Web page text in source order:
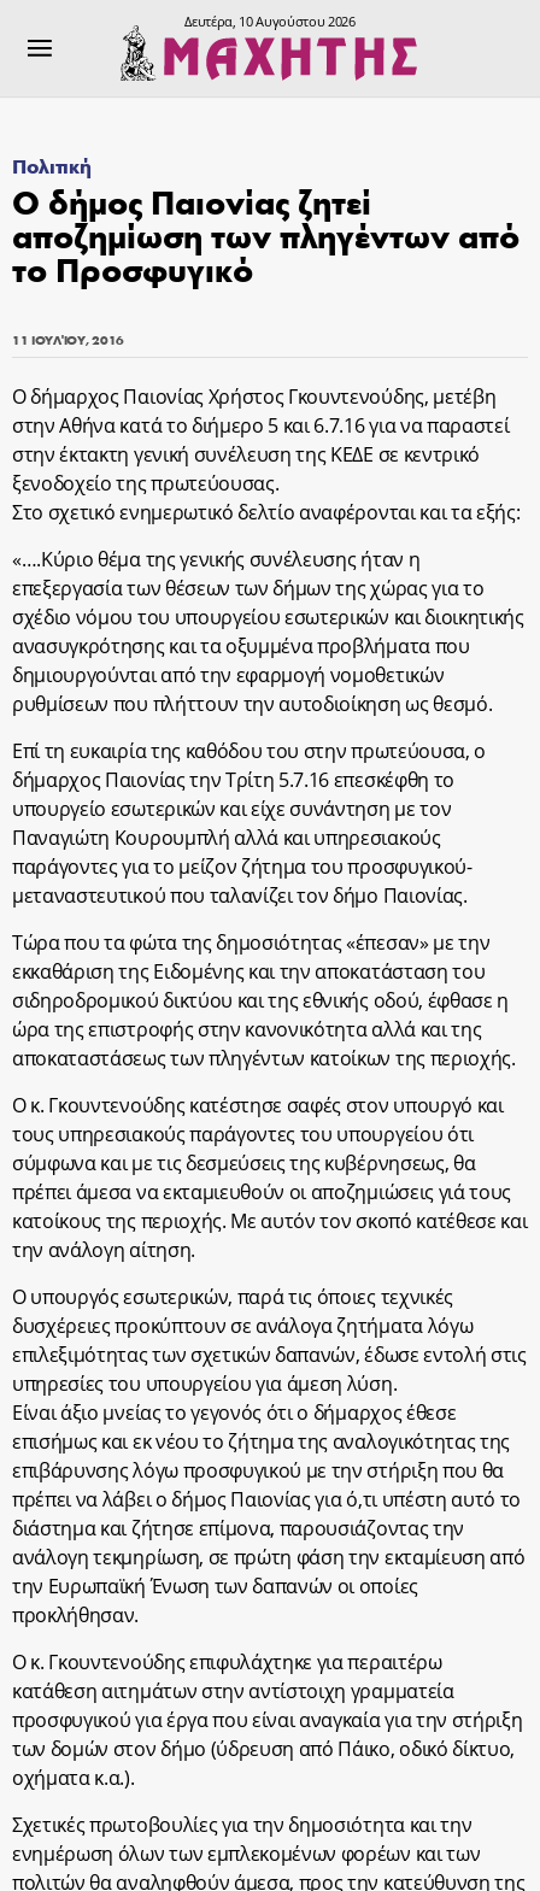
Δευτέρα, 10 Αυγούστου 2026
Πολιτική
Ο δήμος Παιονίας ζητεί
αποζημίωση των πληγέντων από
το Προσφυγικό
11 ΙΟΥΛΊΟΥ, 2016
Ο δήμαρχος Παιονίας Χρήστος Γκουντενούδης, μετέβη
στην Αθήνα κατά το διήμερο 5 και 6.7.16 για να παραστεί
στην έκτακτη γενική συνέλευση της ΚΕΔΕ σε κεντρικό
ξενοδοχείο της πρωτεύουσας.
Στο σχετικό ενημερωτικό δελτίο αναφέρονται και τα εξής:
«….Κύριο θέμα της γενικής συνέλευσης ήταν η
επεξεργασία των θέσεων των δήμων της χώρας για το
σχέδιο νόμου του υπουργείου εσωτερικών και διοικητικής
ανασυγκρότησης και τα οξυμμένα προβλήματα που
δημιουργούνται από την εφαρμογή νομοθετικών
ρυθμίσεων που πλήττουν την αυτοδιοίκηση ως θεσμό.
Επί τη ευκαιρία της καθόδου του στην πρωτεύουσα, ο
δήμαρχος Παιονίας την Τρίτη 5.7.16 επεσκέφθη το
υπουργείο εσωτερικών και είχε συνάντηση με τον
Παναγιώτη Κουρουμπλή αλλά και υπηρεσιακούς
παράγοντες για το μείζον ζήτημα του προσφυγικού-
μεταναστευτικού που ταλανίζει τον δήμο Παιονίας.
Τώρα που τα φώτα της δημοσιότητας «έπεσαν» με την
εκκαθάριση της Ειδομένης και την αποκατάσταση του
σιδηροδρομικού δικτύου και της εθνικής οδού, έφθασε η
ώρα της επιστροφής στην κανονικότητα αλλά και της
αποκαταστάσεως των πληγέντων κατοίκων της περιοχής.
Ο κ. Γκουντενούδης κατέστησε σαφές στον υπουργό και
τους υπηρεσιακούς παράγοντες του υπουργείου ότι
σύμφωνα και με τις δεσμεύσεις της κυβέρνησεως, θα
πρέπει άμεσα να εκταμιευθούν οι αποζημιώσεις γιά τους
κατοίκους της περιοχής. Με αυτόν τον σκοπό κατέθεσε και
την ανάλογη αίτηση.
Ο υπουργός εσωτερικών, παρά τις όποιες τεχνικές
δυσχέρειες προκύπτουν σε ανάλογα ζητήματα λόγω
επιλεξιμότητας των σχετικών δαπανών, έδωσε εντολή στις
υπηρεσίες του υπουργείου για άμεση λύση.
Είναι άξιο μνείας το γεγονός ότι ο δήμαρχος έθεσε
επισήμως και εκ νέου το ζήτημα της αναλογικότητας της
επιβάρυνσης λόγω προσφυγικού με την στήριξη που θα
πρέπει να λάβει ο δήμος Παιονίας για ό,τι υπέστη αυτό το
διάστημα και ζήτησε επίμονα, παρουσιάζοντας την
ανάλογη τεκμηρίωση, σε πρώτη φάση την εκταμίευση από
την Ευρωπαϊκή Ένωση των δαπανών οι οποίες
προκλήθησαν.
Ο κ. Γκουντενούδης επιφυλάχτηκε για περαιτέρω
κατάθεση αιτημάτων στην αντίστοιχη γραμματεία
προσφυγικού για έργα που είναι αναγκαία για την στήριξη
των δομών στον δήμο (ύδρευση από Πάικο, οδικό δίκτυο,
οχήματα κ.α.).
Σχετικές πρωτοβουλίες για την δημοσιότητα και την
ενημέρωση όλων των εμπλεκομένων φορέων και των
πολιτών θα αναληφθούν άμεσα, προς την κατεύθυνση της